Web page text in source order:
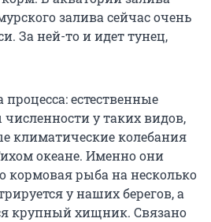
залива сейчас очень
За ней-то и идет тунец,
естественные
у таких видов,
климатические колебания
океане. Именно они
кормовая рыба на несколько
у наших берегов, а
крупный хищник. Связано